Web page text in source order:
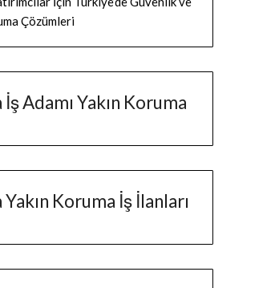
Çözümleri
Adamı Yakın Koruma
Koruma İş İlanları